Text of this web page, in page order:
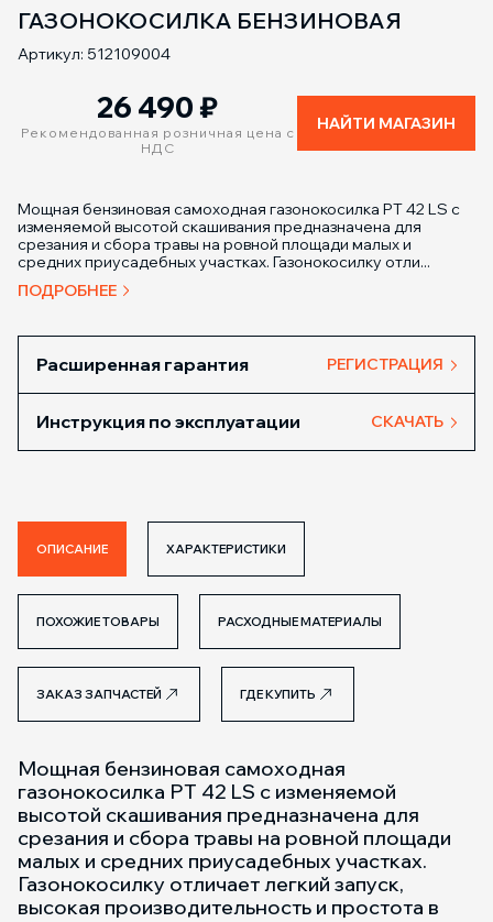
ГАЗОНОКОСИЛКА БЕНЗИНОВАЯ
Артикул: 512109004
26 490 ₽
Рекомендованная розничная цена с
НДС
НАЙТИ МАГАЗИН
Мощная бензиновая самоходная газонокосилка РТ 42 LS с
изменяемой высотой скашивания предназначена для
срезания и сбора травы на ровной площади малых и
средних приусадебных участках. Газонокосилку отли...
ПОДРОБНЕЕ
Расширенная гарантия РЕГИСТРАЦИЯ
Инструкция по эксплуатации СКАЧАТЬ
ОПИСАНИЕ ХАРАКТЕРИСТИКИ
ПОХОЖИЕ ТОВАРЫ РАСХОДНЫЕ МАТЕРИАЛЫ
ЗАКАЗ ЗАПЧАСТЕЙ ГДЕ КУПИТЬ
Мощная бензиновая самоходная
газонокосилка РТ 42 LS с изменяемой
высотой скашивания предназначена для
срезания и сбора травы на ровной площади
малых и средних приусадебных участках.
Газонокосилку отличает легкий запуск,
высокая производительность и простота в